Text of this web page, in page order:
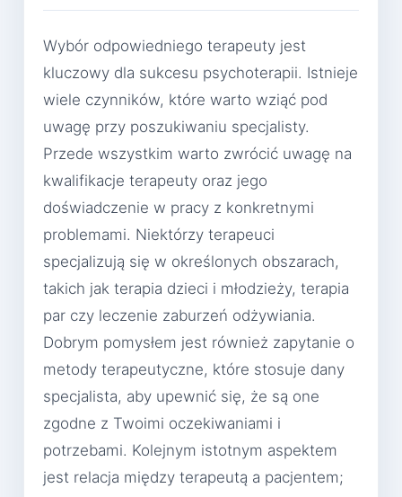
Wybór odpowiedniego terapeuty jest
kluczowy dla sukcesu psychoterapii. Istnieje
wiele czynników, które warto wziąć pod
uwagę przy poszukiwaniu specjalisty.
Przede wszystkim warto zwrócić uwagę na
kwalifikacje terapeuty oraz jego
doświadczenie w pracy z konkretnymi
problemami. Niektórzy terapeuci
specjalizują się w określonych obszarach,
takich jak terapia dzieci i młodzieży, terapia
par czy leczenie zaburzeń odżywiania.
Dobrym pomysłem jest również zapytanie o
metody terapeutyczne, które stosuje dany
specjalista, aby upewnić się, że są one
zgodne z Twoimi oczekiwaniami i
potrzebami. Kolejnym istotnym aspektem
jest relacja między terapeutą a pacjentem;